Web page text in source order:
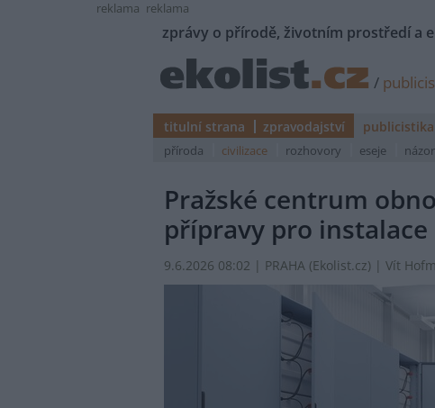
reklama reklama
zprávy o přírodě, životním prostředí a
/
titulní strana zpravodajství publicistika
příroda civilizace rozhovory eseje
Pražské centrum
přípravy pro
9.6.2026 08:02 | PRAHA (Ekolist.cz) | Vít